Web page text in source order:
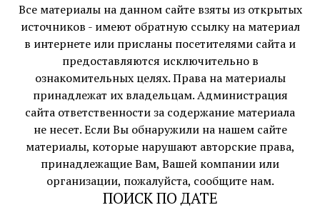
Все материалы на данном сайте взяты из открытых
источников - имеют обратную ссылку на материал
в интернете или присланы посетителями сайта и
предоставляются исключительно в
ознакомительных целях. Права на материалы
принадлежат их владельцам. Администрация
сайта ответственности за содержание материала
не несет. Если Вы обнаружили на нашем сайте
материалы, которые нарушают авторские права,
принадлежащие Вам, Вашей компании или
организации, пожалуйста, сообщите нам.
ПОИСК ПО ДАТЕ